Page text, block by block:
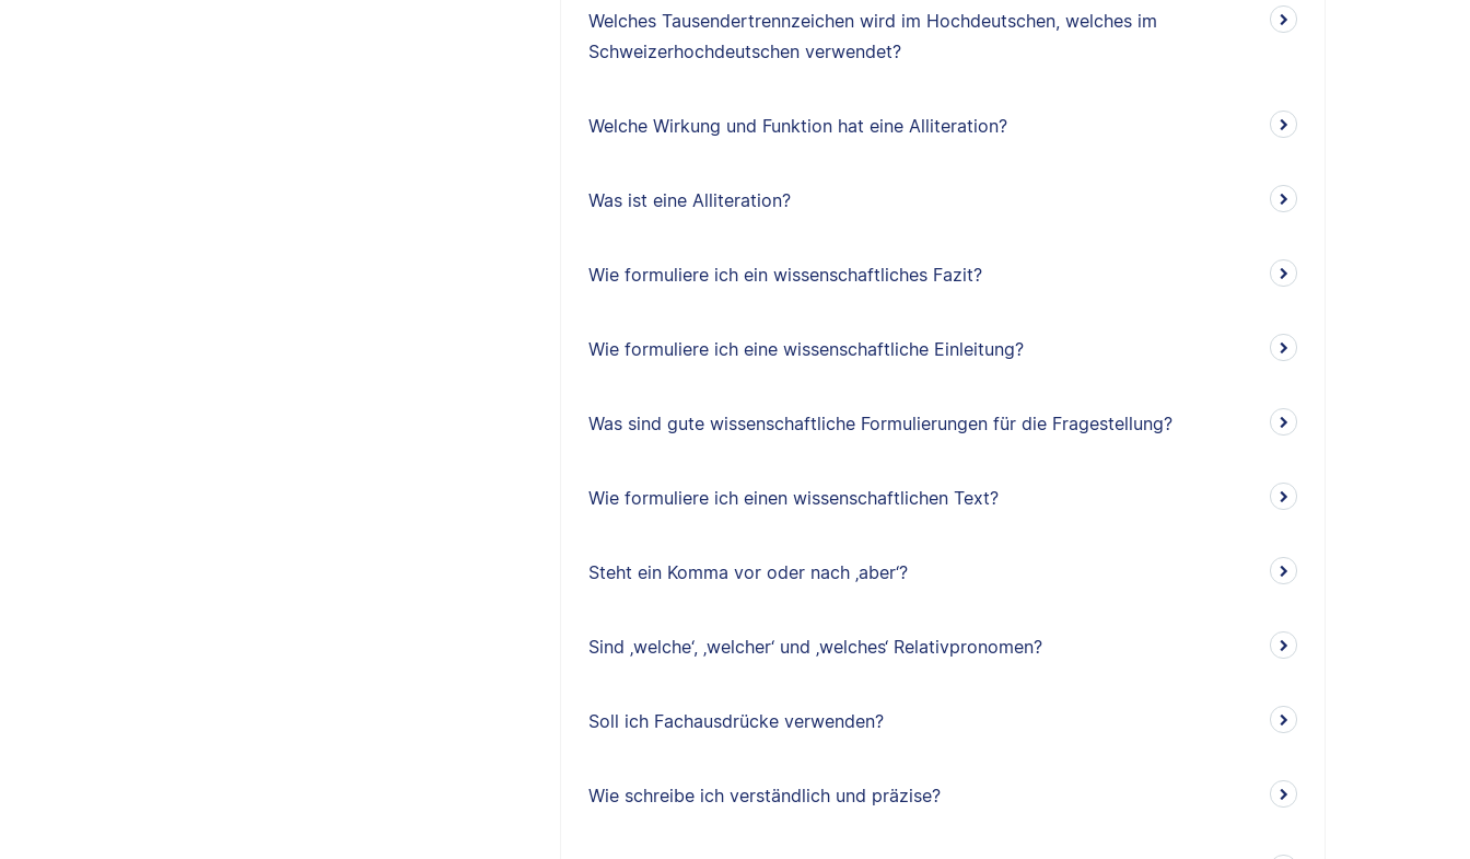
Welches Tausendertrennzeichen wird im Hochdeutschen, welches im
Schweizerhochdeutschen verwendet?
Welche Wirkung und Funktion hat eine Alliteration?
Was ist eine Alliteration?
Wie formuliere ich ein wissenschaftliches Fazit?
Wie formuliere ich eine wissenschaftliche Einleitung?
Was sind gute wissenschaftliche Formulierungen für die Fragestellung?
Wie formuliere ich einen wissenschaftlichen Text?
Steht ein Komma vor oder nach ‚aber‘?
Sind ‚welche‘, ‚welcher‘ und ‚welches‘ Relativpronomen?
Soll ich Fachausdrücke verwenden?
Wie schreibe ich verständlich und präzise?